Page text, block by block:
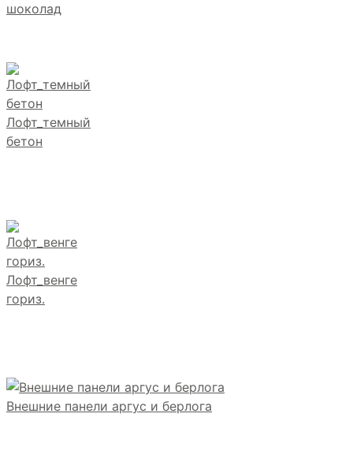
шоколад
Лофт_темный
бетон
Лофт_венге
гориз.
Внешние панели аргус и берлога